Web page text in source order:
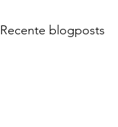
Recente blogposts